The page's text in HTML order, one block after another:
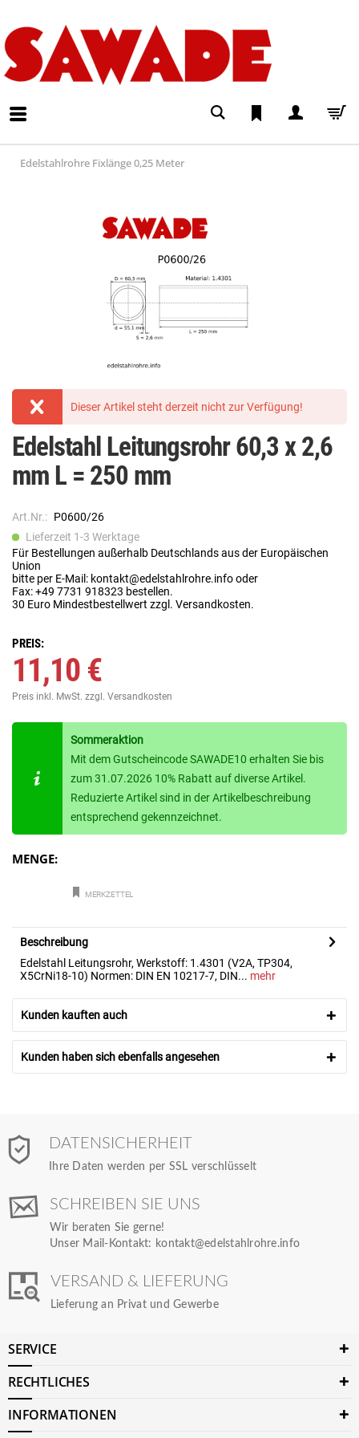
Edelstahlrohre Fixlänge 0,25 Meter
Dieser Artikel steht derzeit nicht zur Verfügung!
Edelstahl Leitungsrohr 60,3 x 2,6
mm L = 250 mm
Art.Nr.: P0600/26
Lieferzeit 1-3 Werktage
Für Bestellungen außerhalb Deutschlands aus der Europäischen
Union
bitte per E-Mail: kontakt@edelstahlrohre.info oder
Fax: +49 7731 918323 bestellen.
30 Euro Mindestbestellwert zzgl. Versandkosten.
PREIS:
11,10 €
Preis inkl. MwSt. zzgl. Versandkosten
Sommeraktion
Mit dem Gutscheincode SAWADE10 erhalten Sie bis
zum 31.07.2026 10% Rabatt auf diverse Artikel.
Reduzierte Artikel sind in der Artikelbeschreibung
entsprechend gekennzeichnet.
MENGE:
MERKZETTEL
Beschreibung
Edelstahl Leitungsrohr, Werkstoff: 1.4301 (V2A, TP304,
X5CrNi18-10) Normen: DIN EN 10217-7, DIN... mehr
Kunden kauften auch
Kunden haben sich ebenfalls angesehen
DATENSICHERHEIT
Ihre Daten werden per SSL verschlüsselt
SCHREIBEN SIE UNS
Wir beraten Sie gerne!
Unser Mail-Kontakt: kontakt@edelstahlrohre.info
VERSAND & LIEFERUNG
Lieferung an Privat und Gewerbe
SERVICE
RECHTLICHES
INFORMATIONEN